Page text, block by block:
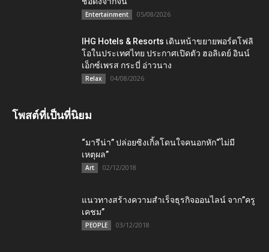
Entertainment 05/08/2026
IHG Hotels & Resorts เดินหน้าขยายพอร์ตโฟลิ
โอในประเทศไทย ประกาศเปิดตัว ฮอลิเดย์ อินน์
เอ็กซ์เพรส กระบี่ อ่าวนาง
Relax 04/08/2026
โพสต์ที่เป็นที่นิยม
“มารีน่า” ปล่อยซิงเกิ้ลโดนใจคนอกหัก“ไม่มี
เหตุผล”
Art 02/12/2018
แนวทางสร้างความสำเร็จธุรกิจออนไลน์ จาก”ครู
เคชม”
PEOPLE 03/12/2018